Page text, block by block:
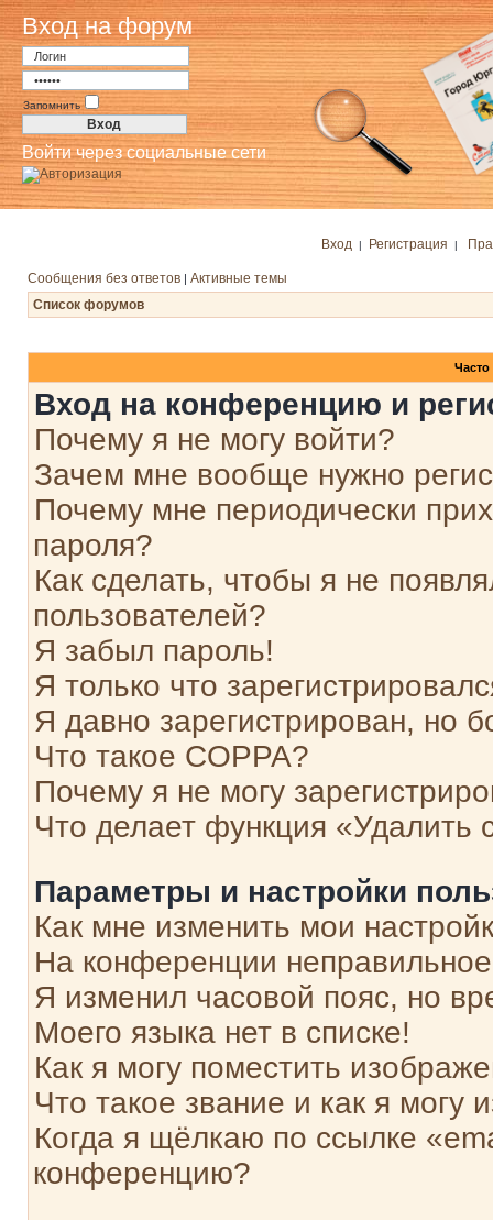
Вход на форум
Запомнить
Войти через социальные сети
Вход | Регистрация |
Сообщения без ответов | Активные темы
Список форумов
Вход на конференцию и
Почему я не могу войти?
Зачем мне вообще нужно
Почему мне периодически
пароля?
Как сделать, чтобы я не
пользователей?
Я забыл пароль!
Я только что
Я давно зарегистрирован, но
Что такое COPPA?
Почему я не могу
Что делает функция «Удалить
Параметры и настройки
Как мне изменить мои
На конференции
Я изменил часовой пояс, но
Моего языка нет в списке!
Как я могу поместить
Что такое звание и как я могу
Когда я щёлкаю по ссылке
конференцию?